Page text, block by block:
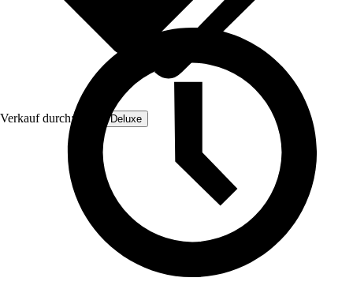
Verkauf durch: Home Deluxe